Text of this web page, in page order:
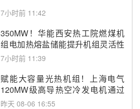
7小时前 11:42
350MW！华能西安热工院燃煤机
组电加热熔盐储能提升机组灵活性
改造项目初步设计第三方评审服务
7小时前 11:39
赋能大容量光热机组！上海电气
120MW级高导热空冷发电机通过
型式试验
昨天 08-06 16:55